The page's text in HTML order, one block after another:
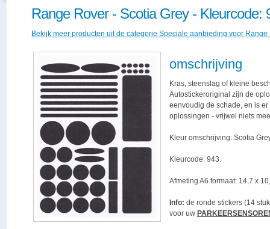
Range Rover - Scotia Grey - Kleurcode:
Bekijk meer producten uit de categorie Speciale aanbieding voor Range
omschrijving
Kras, steenslag of kleine
Autostickeroriginal zijn de
eenvoudig de schade, en is
oplossingen - vrijwel niets
Kleur omschrijving: Scotia
Kleurcode: 943.
Afmeting A6 formaat: 14,7 x
Info: de ronde stickers (14
voor uw